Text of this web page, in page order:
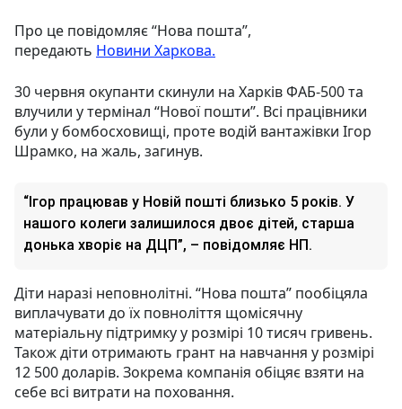
Про це повідомляє “Нова пошта”,
передають Новини Харкова.
30 червня окупанти скинули на Харків ФАБ-500 та
влучили у термінал “Нової пошти”. Всі працівники
були у бомбосховищі, проте водій вантажівки Ігор
Шрамко, на жаль, загинув.
“Ігор працював у Новій пошті близько 5 років. У
нашого колеги залишилося двоє дітей, старша
донька хворіє на ДЦП”, – повідомляє НП.
Діти наразі неповнолітні. “Нова пошта” пообіцяла
виплачувати до їх повноліття щомісячну
матеріальну підтримку у розмірі 10 тисяч гривень.
Також діти отримають грант на навчання у розмірі
12 500 доларів. Зокрема компанія обіцяє взяти на
себе всі витрати на поховання.